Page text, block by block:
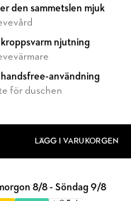
den sammetslen mjuk
njutning
handsfree-användning
för duschen
LÄGG I VARUKORGEN
8/8 - Söndag 9/8